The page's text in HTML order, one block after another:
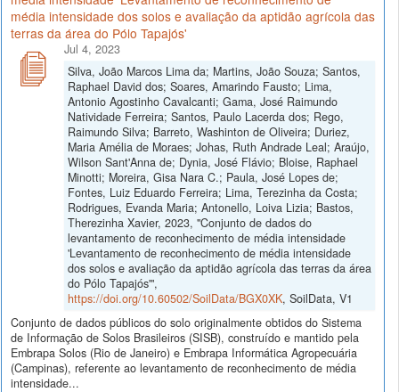
média intensidade dos solos e avaliação da aptidão agrícola das
terras da área do Pólo Tapajós'
Jul 4, 2023
Silva, João Marcos Lima da; Martins, João Souza; Santos,
Raphael David dos; Soares, Amarindo Fausto; Lima,
Antonio Agostinho Cavalcanti; Gama, José Raimundo
Natividade Ferreira; Santos, Paulo Lacerda dos; Rego,
Raimundo Silva; Barreto, Washinton de Oliveira; Duriez,
Maria Amélia de Moraes; Johas, Ruth Andrade Leal; Araújo,
Wilson Sant'Anna de; Dynia, José Flávio; Bloise, Raphael
Minotti; Moreira, Gisa Nara C.; Paula, José Lopes de;
Fontes, Luiz Eduardo Ferreira; Lima, Terezinha da Costa;
Rodrigues, Evanda Maria; Antonello, Loiva Lizia; Bastos,
Therezinha Xavier, 2023, "Conjunto de dados do
levantamento de reconhecimento de média intensidade
'Levantamento de reconhecimento de média intensidade
dos solos e avaliação da aptidão agrícola das terras da área
do Pólo Tapajós'",
https://doi.org/10.60502/SoilData/BGX0XK, SoilData, V1
Conjunto de dados públicos do solo originalmente obtidos do Sistema
de Informação de Solos Brasileiros (SISB), construído e mantido pela
Embrapa Solos (Rio de Janeiro) e Embrapa Informática Agropecuária
(Campinas), referente ao levantamento de reconhecimento de média
intensidade...